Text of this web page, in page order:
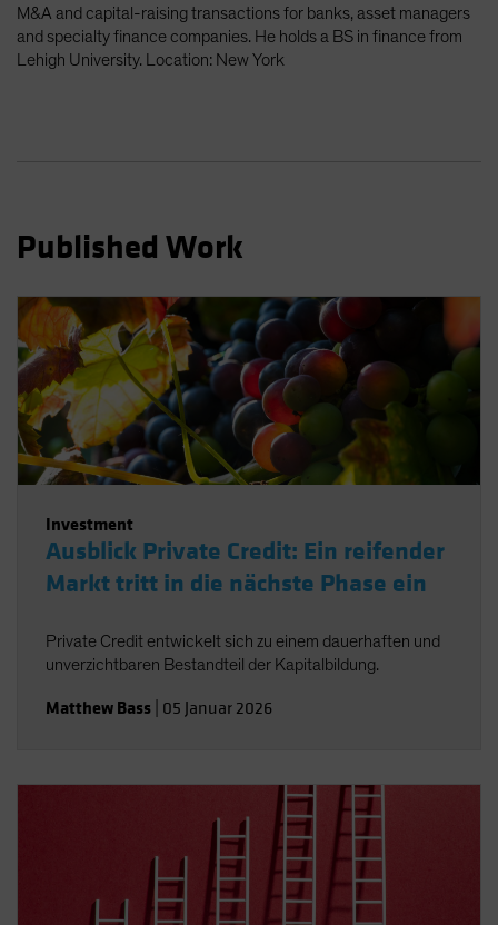
Sweden
Switzerland
M&A and capital-raising transactions for banks, asset managers
and specialty finance companies. He holds a BS in finance from
Lehigh University. Location: New York
Published Work
Investment
Ausblick Private Credit: Ein reifender
Markt tritt in die nächste Phase ein
Private Credit entwickelt sich zu einem dauerhaften und
unverzichtbaren Bestandteil der Kapitalbildung.
Matthew Bass 05 Januar 2026